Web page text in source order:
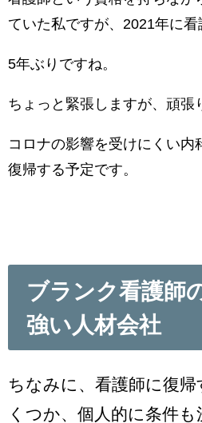
ていた私ですが、2021年に看
5年ぶりですね。
ちょっと緊張しますが、頑張
コロナの影響を受けにくい内
復帰する予定です。
ブランク看護師
強い人材会社
ちなみに、看護師に復
くつか、個人的に条件も